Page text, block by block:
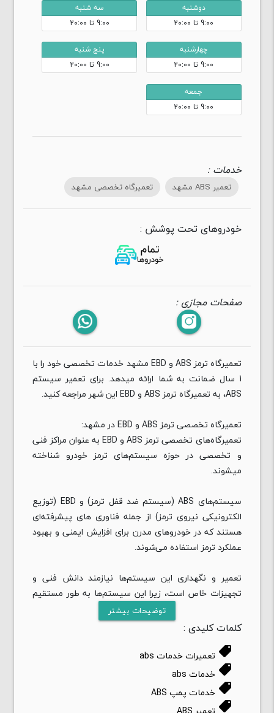
دوشنبه
9:00 تا 20:00
سه شنبه
9:00 تا 20:00
چهارشنبه
9:00 تا 20:00
پنج شنبه
9:00 تا 20:00
جمعه
9:00 تا 20:00
خدمات :
تعمیر ABS مشهد تعمیرگاه تخصصی مشهد
خودروهای تحت پوشش :
صفحات مجازی :
تعمیرگاه ترمز ABS و EBD مشهد خدمات تخصصی خود را با
1 سال ضمانت به شما ارائه میدهد. برای تعمیر سیستم
ABS، به تعمیرگاه ترمز ABS و EBD این شهر مراجعه کنید.
تعمیرگاه تخصصی ترمز ABS و EBD در مشهد:
تعمیرگاه‌های تخصصی ترمز ABS و EBD به عنوان مراکز فنی
و تخصصی در حوزه سیستم‌های ترمز خودرو شناخته
میشوند.
سیستم‌های ABS (سیستم ضد قفل ترمز) و EBD (توزیع
الکترونیکی نیروی ترمز) از جمله فناوری‌ های پیشرفته‌ای
هستند که در خودروهای مدرن برای افزایش ایمنی و بهبود
عملکرد ترمز استفاده می‌شوند.
تعمیر و نگهداری این سیستم‌ها نیازمند دانش فنی و
تجهیزات خاص است، زیرا این سیستم‌ها به طور مستقیم
با کنترل خودرو در شرایط بحرانی ارتباط دارند.
تعمیرگاه‌های تخصصی این سیستم‌ها با استفاده از
تجهیزات پیشرفته و دستگاه‌های عیب‌ یابی میتوانند
مشکلات مختلفی همچون خرابی سنسورها، ایرادات
شناسایی و رفع کنند.
توضیحات بیشتر
کلمات کلیدی :
local_offer تعمیرات خدمات abs
local_offer خدمات abs
local_offer خدمات پمپ ABS
local_offer